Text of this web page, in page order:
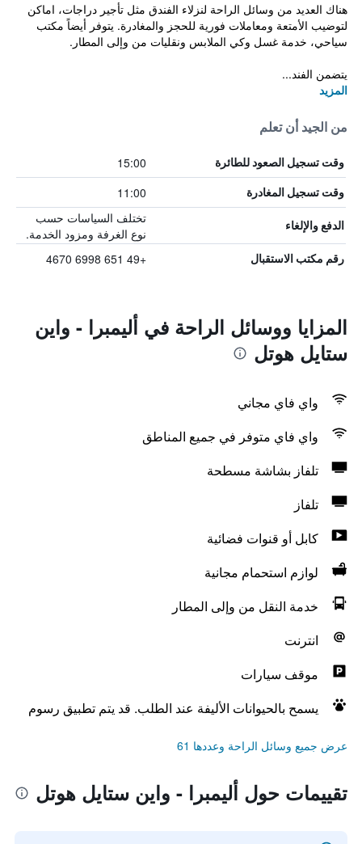
هناك العديد من وسائل الراحة لنزلاء الفندق مثل تأجير دراجات، اماكن
لتوضيب الأمتعة ومعاملات فورية للحجز والمغادرة. يتوفر أيضاً مكتب
سياحي، خدمة غسل وكي الملابس ونقليات من وإلى المطار.
يتضمن الفند...
المزيد
من الجيد أن تعلم
وقت تسجيل الصعود للطائرة 15:00
وقت تسجيل المغادرة 11:00
الدفع والإلغاء
تختلف السياسات حسب
نوع الغرفة ومزود الخدمة.
رقم مكتب الاستقبال +49 651 6998 4670
المزايا ووسائل الراحة في أليمبرا - واين
ستايل هوتل
واي فاي مجاني
واي فاي متوفر في جميع المناطق
تلفاز بشاشة مسطحة
تلفاز
كابل أو قنوات فضائية
لوازم استحمام مجانية
خدمة النقل من وإلى المطار
انترنت
موقف سيارات
يسمح بالحيوانات الأليفة عند الطلب. قد يتم تطبيق رسوم
عرض جميع وسائل الراحة وعددها 61
تقييمات حول أليمبرا - واين ستايل هوتل